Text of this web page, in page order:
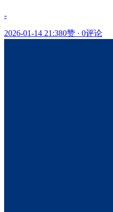
-
2026-01-14 21:380赞 · 0评论